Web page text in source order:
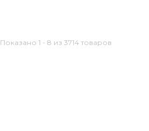
Показано 1 - 8 из 3714 товаров